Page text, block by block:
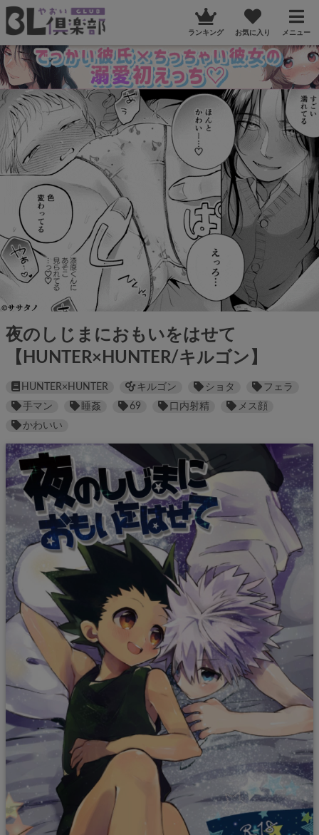
ランキング お気に入り メニュー
夜のしじまにおもいをはせて
【HUNTER×HUNTER/キルゴン】
HUNTER×HUNTER キルゴン ショタ
フェラ
手マン
睡姦 69 口内射精
メス顔
かわいい